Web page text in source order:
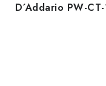
D´Addario PW-